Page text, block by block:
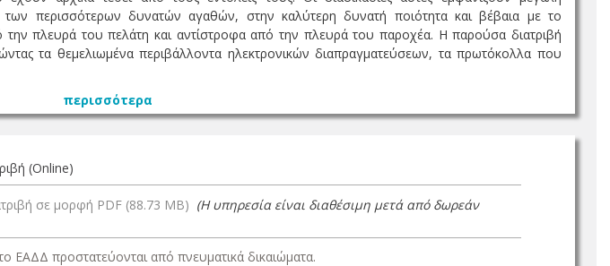
περισσότερων δυνατών αγαθών, στην καλύτερη δυνατή ποιότητα και βέβαια με το
την πλευρά του πελάτη και αντίστροφα από την πλευρά του παροχέα. Η παρούσα διατριβή
τα θεμελιωμένα περιβάλλοντα ηλεκτρονικών διαπραγματεύσεων, τα πρωτόκολλα που
περισσότερα
(Online)
σε μορφή PDF (88.73 MB) (Η υπηρεσία είναι διαθέσιμη μετά από δωρεάν
ΕΑΔΔ προστατεύονται από πνευματικά δικαιώματα.